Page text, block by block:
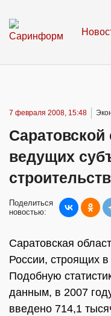
7 февраля 2008, 15:48
Саратовской
ведущих
Поделиться
новостью:
Саратовская
России, строящих
Подобную
данным, в 2007
введено 714,1